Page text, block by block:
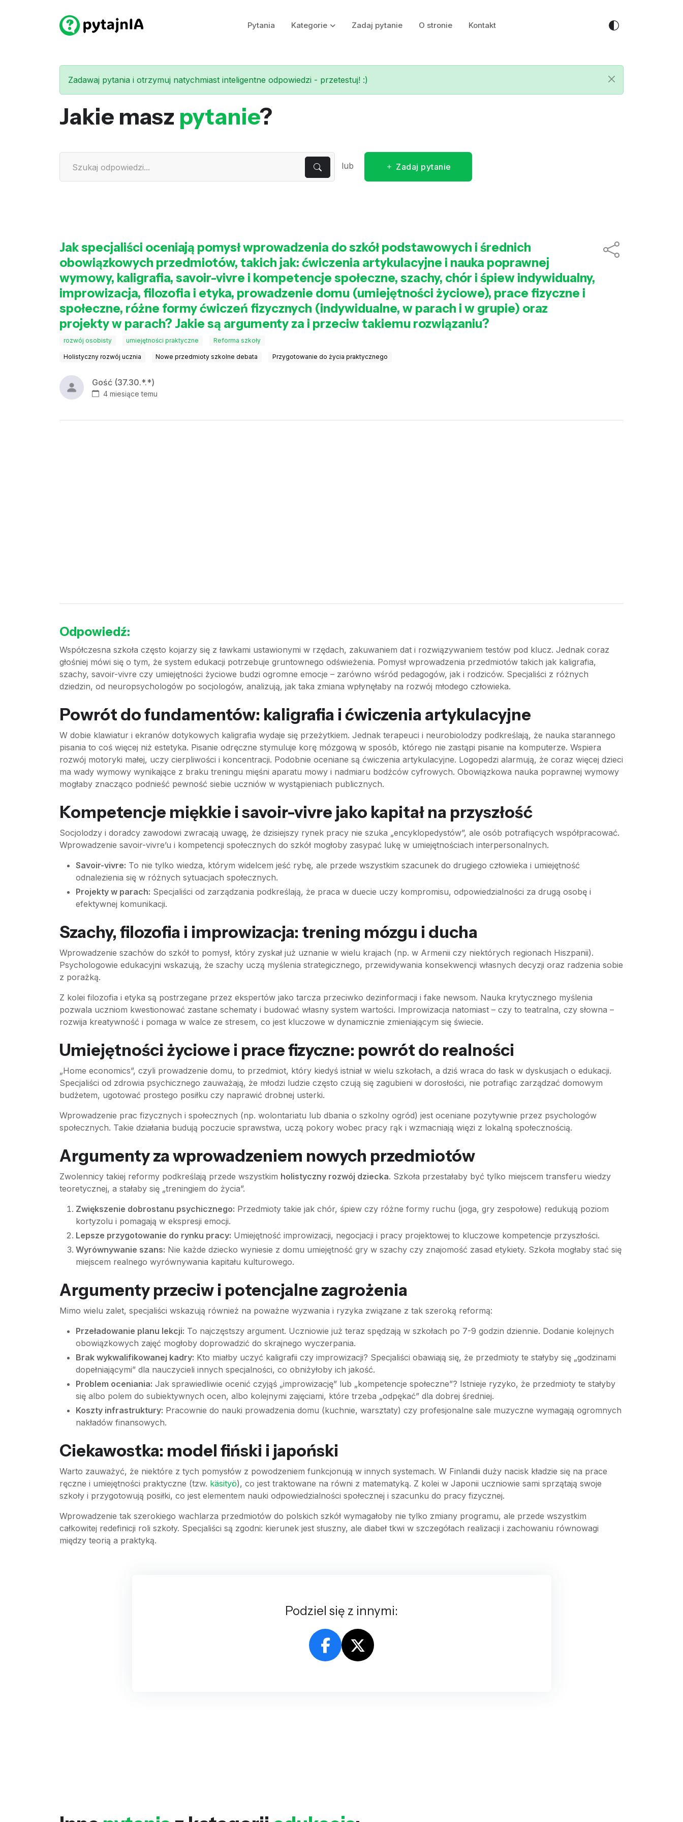
Pytania Kategorie Zadaj pytanie O stronie Kontakt
Zadawaj pytania i otrzymuj natychmiast inteligentne odpowiedzi - przetestuj! :)
Jakie masz pytanie?
lub Zadaj pytanie
Jak specjaliści oceniają pomysł wprowadzenia do szkół podstawowych i średnich
obowiązkowych przedmiotów, takich jak: ćwiczenia artykulacyjne i nauka poprawnej
wymowy, kaligrafia, savoir-vivre i kompetencje społeczne, szachy, chór i śpiew indywidualny,
improwizacja, filozofia i etyka, prowadzenie domu (umiejętności życiowe), prace fizyczne i
społeczne, różne formy ćwiczeń fizycznych (indywidualne, w parach i w grupie) oraz
projekty w parach? Jakie są argumenty za i przeciw takiemu rozwiązaniu?
rozwój osobisty umiejętności praktyczne Reforma szkoły
Holistyczny rozwój ucznia Nowe przedmioty szkolne debata Przygotowanie do życia praktycznego
Gość (37.30.*.*)
4 miesiące temu
Odpowiedź:
Współczesna szkoła często kojarzy się z ławkami ustawionymi w rzędach, zakuwaniem dat i rozwiązywaniem testów pod klucz. Jednak coraz
głośniej mówi się o tym, że system edukacji potrzebuje gruntownego odświeżenia. Pomysł wprowadzenia przedmiotów takich jak kaligrafia,
szachy, savoir-vivre czy umiejętności życiowe budzi ogromne emocje – zarówno wśród pedagogów, jak i rodziców. Specjaliści z różnych
dziedzin, od neuropsychologów po socjologów, analizują, jak taka zmiana wpłynęłaby na rozwój młodego człowieka.
Powrót do fundamentów: kaligrafia i ćwiczenia artykulacyjne
W dobie klawiatur i ekranów dotykowych kaligrafia wydaje się przeżytkiem. Jednak terapeuci i neurobiolodzy podkreślają, że nauka starannego
pisania to coś więcej niż estetyka. Pisanie odręczne stymuluje korę mózgową w sposób, którego nie zastąpi pisanie na komputerze. Wspiera
rozwój motoryki małej, uczy cierpliwości i koncentracji. Podobnie oceniane są ćwiczenia artykulacyjne. Logopedzi alarmują, że coraz więcej dzieci
ma wady wymowy wynikające z braku treningu mięśni aparatu mowy i nadmiaru bodźców cyfrowych. Obowiązkowa nauka poprawnej wymowy
mogłaby znacząco podnieść pewność siebie uczniów w wystąpieniach publicznych.
Kompetencje miękkie i savoir-vivre jako kapitał na przyszłość
Socjolodzy i doradcy zawodowi zwracają uwagę, że dzisiejszy rynek pracy nie szuka „encyklopedystów”, ale osób potrafiących współpracować.
Wprowadzenie savoir-vivre’u i kompetencji społecznych do szkół mogłoby zasypać lukę w umiejętnościach interpersonalnych.
Savoir-vivre: To nie tylko wiedza, którym widelcem jeść rybę, ale przede wszystkim szacunek do drugiego człowieka i umiejętność
odnalezienia się w różnych sytuacjach społecznych.
Projekty w parach: Specjaliści od zarządzania podkreślają, że praca w duecie uczy kompromisu, odpowiedzialności za drugą osobę i
efektywnej komunikacji.
Szachy, filozofia i improwizacja: trening mózgu i ducha
Wprowadzenie szachów do szkół to pomysł, który zyskał już uznanie w wielu krajach (np. w Armenii czy niektórych regionach Hiszpanii).
Psychologowie edukacyjni wskazują, że szachy uczą myślenia strategicznego, przewidywania konsekwencji własnych decyzji oraz radzenia sobie
z porażką.
Z kolei filozofia i etyka są postrzegane przez ekspertów jako tarcza przeciwko dezinformacji i fake newsom. Nauka krytycznego myślenia
pozwala uczniom kwestionować zastane schematy i budować własny system wartości. Improwizacja natomiast – czy to teatralna, czy słowna –
rozwija kreatywność i pomaga w walce ze stresem, co jest kluczowe w dynamicznie zmieniającym się świecie.
Umiejętności życiowe i prace fizyczne: powrót do realności
„Home economics”, czyli prowadzenie domu, to przedmiot, który kiedyś istniał w wielu szkołach, a dziś wraca do łask w dyskusjach o edukacji.
Specjaliści od zdrowia psychicznego zauważają, że młodzi ludzie często czują się zagubieni w dorosłości, nie potrafiąc zarządzać domowym
budżetem, ugotować prostego posiłku czy naprawić drobnej usterki.
Wprowadzenie prac fizycznych i społecznych (np. wolontariatu lub dbania o szkolny ogród) jest oceniane pozytywnie przez psychologów
społecznych. Takie działania budują poczucie sprawstwa, uczą pokory wobec pracy rąk i wzmacniają więzi z lokalną społecznością.
Argumenty za wprowadzeniem nowych przedmiotów
Zwolennicy takiej reformy podkreślają przede wszystkim holistyczny rozwój dziecka. Szkoła przestałaby być tylko miejscem transferu wiedzy
teoretycznej, a stałaby się „treningiem do życia”.
Zwiększenie dobrostanu psychicznego: Przedmioty takie jak chór, śpiew czy różne formy ruchu (joga, gry zespołowe) redukują poziom
kortyzolu i pomagają w ekspresji emocji.
Lepsze przygotowanie do rynku pracy: Umiejętność improwizacji, negocjacji i pracy projektowej to kluczowe kompetencje przyszłości.
Wyrównywanie szans: Nie każde dziecko wyniesie z domu umiejętność gry w szachy czy znajomość zasad etykiety. Szkoła mogłaby stać się
miejscem realnego wyrównywania kapitału kulturowego.
Argumenty przeciw i potencjalne zagrożenia
Mimo wielu zalet, specjaliści wskazują również na poważne wyzwania i ryzyka związane z tak szeroką reformą:
Przeładowanie planu lekcji: To najczęstszy argument. Uczniowie już teraz spędzają w szkołach po 7-9 godzin dziennie. Dodanie kolejnych
obowiązkowych zajęć mogłoby doprowadzić do skrajnego wyczerpania.
Brak wykwalifikowanej kadry: Kto miałby uczyć kaligrafii czy improwizacji? Specjaliści obawiają się, że przedmioty te stałyby się „godzinami
dopełniającymi” dla nauczycieli innych specjalności, co obniżyłoby ich jakość.
Problem oceniania: Jak sprawiedliwie ocenić czyjąś „improwizację” lub „kompetencje społeczne”? Istnieje ryzyko, że przedmioty te stałyby
się albo polem do subiektywnych ocen, albo kolejnymi zajęciami, które trzeba „odpękać” dla dobrej średniej.
Koszty infrastruktury: Pracownie do nauki prowadzenia domu (kuchnie, warsztaty) czy profesjonalne sale muzyczne wymagają ogromnych
nakładów finansowych.
Ciekawostka: model fiński i japoński
Warto zauważyć, że niektóre z tych pomysłów z powodzeniem funkcjonują w innych systemach. W Finlandii duży nacisk kładzie się na prace
ręczne i umiejętności praktyczne (tzw. käsityö), co jest traktowane na równi z matematyką. Z kolei w Japonii uczniowie sami sprzątają swoje
szkoły i przygotowują posiłki, co jest elementem nauki odpowiedzialności społecznej i szacunku do pracy fizycznej.
Wprowadzenie tak szerokiego wachlarza przedmiotów do polskich szkół wymagałoby nie tylko zmiany programu, ale przede wszystkim
całkowitej redefinicji roli szkoły. Specjaliści są zgodni: kierunek jest słuszny, ale diabeł tkwi w szczegółach realizacji i zachowaniu równowagi
między teorią a praktyką.
Podziel się z innymi: